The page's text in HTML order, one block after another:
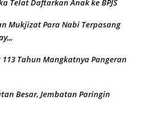
Telat Daftarkan Anak ke BPJS
Mukjizat Para Nabi Terpasang
Tahun Mangkatnya Pangeran
Besar, Jembatan Paringin